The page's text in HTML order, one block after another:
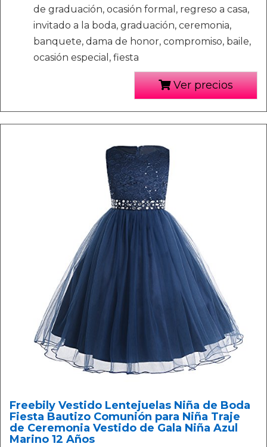
de graduación, ocasión formal, regreso a casa,
invitado a la boda, graduación, ceremonia,
banquete, dama de honor, compromiso, baile,
ocasión especial, fiesta
Ver precios
Freebily Vestido Lentejuelas Niña de Boda
Fiesta Bautizo Comunión para Niña Traje
de Ceremonia Vestido de Gala Niña Azul
Marino 12 Años